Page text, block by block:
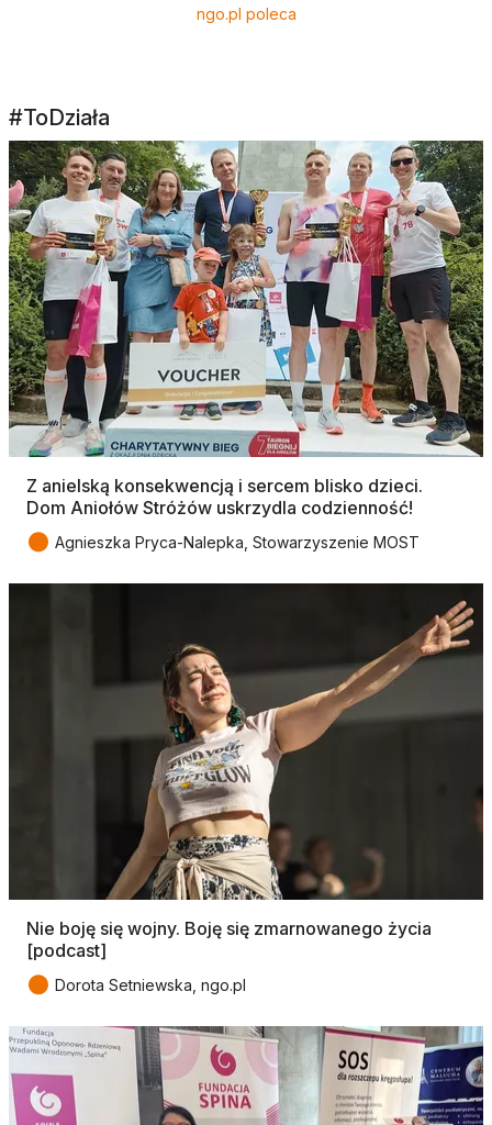
ngo.pl poleca
#ToDziała
Z anielską konsekwencją i sercem blisko dzieci.
Dom Aniołów Stróżów uskrzydla codzienność!
● Agnieszka Pryca-Nalepka, Stowarzyszenie MOST
Nie boję się wojny. Boję się zmarnowanego życia
[podcast]
● Dorota Setniewska, ngo.pl